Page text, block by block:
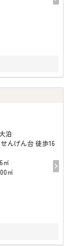
泊
んげん台 徒歩16
㎡
㎡